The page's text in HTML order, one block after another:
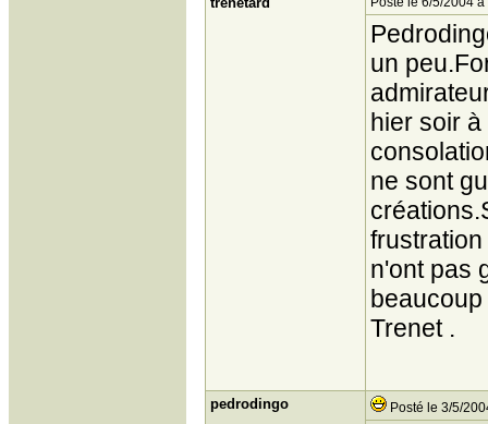
un
hier soir
ne sont
n'ont pas
Trenet .
pedrodingo Posté le 3/5/